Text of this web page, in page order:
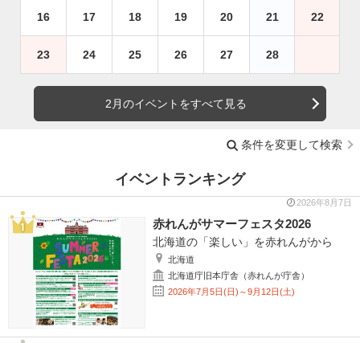
16 17 18 19 20 21 22
23 24 25 26 27 28
2月のイベントをすべて見る
条件を変更して検索
イベントランキング
2026年8月7日
赤れんがサマーフェスタ2026
北海道の「楽しい」を赤れんがから
北海道
北海道庁旧本庁舎（赤れんが庁舎）
2026年7月5日(日)～9月12日(土)